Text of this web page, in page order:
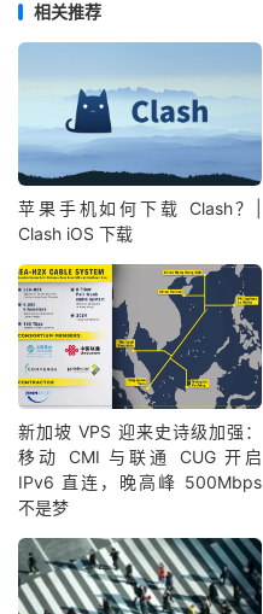
相关推荐
苹果手机如何下载 Clash？|
Clash iOS 下载
新加坡 VPS 迎来史诗级加强：
移动 CMI 与联通 CUG 开启
IPv6 直连，晚高峰 500Mbps
不是梦